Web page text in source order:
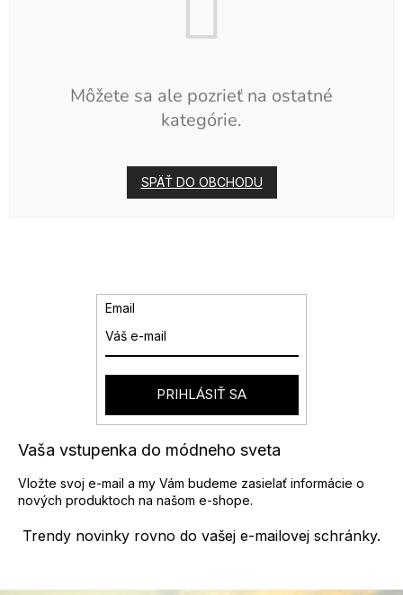
Môžete sa ale pozrieť na ostatné
kategórie.
SPÄŤ DO OBCHODU
Trendy novinky rovno do vašej e-mailovej schránky.
Vaša vstupenka do módneho sveta
Vložte svoj e-mail a my Vám budeme zasielať informácie o
nových produktoch na našom e-shope.
Email
PRIHLÁSIŤ SA